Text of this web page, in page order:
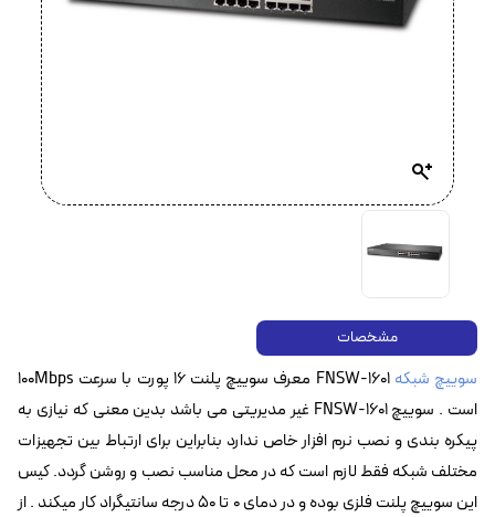
مشخصات
سوییچ شبکه
FNSW-1601 معرف سوییچ پلنت ۱۶ پورت با سرعت 100Mbps
است . سوییچ FNSW-1601 غیر مدیریتی می باشد بدین معنی که نیازی به
پیکره بندی و نصب نرم افزار خاص ندارد بنابراین برای ارتباط بین تجهیزات
مختلف شبکه فقط لازم است که در محل مناسب نصب و روشن گردد. کیس
این سوییچ پلنت فلزی بوده و در دمای ۰ تا ۵۰ درجه سانتیگراد کار میکند . از